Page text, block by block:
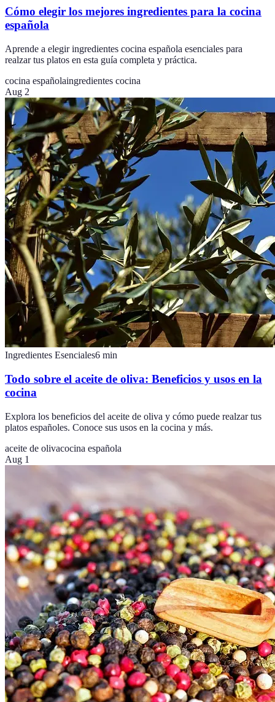
Cómo elegir los mejores ingredientes para la cocina
española
Aprende a elegir ingredientes cocina española esenciales para
realzar tus platos en esta guía completa y práctica.
cocina españolaingredientes cocina
Aug 2
Ingredientes Esenciales6 min
Todo sobre el aceite de oliva: Beneficios y usos en la
cocina
Explora los beneficios del aceite de oliva y cómo puede realzar tus
platos españoles. Conoce sus usos en la cocina y más.
aceite de olivacocina española
Aug 1